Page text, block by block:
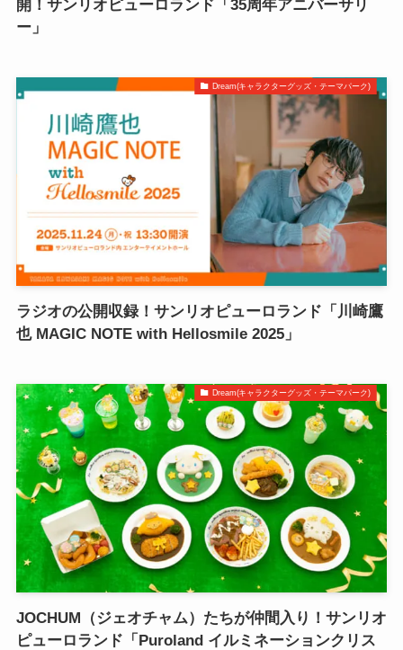
開！サンリオピューロランド「35周年アニバーサリ
ー」
Dream(キャラクターグッズ・テーマパーク)
ラジオの公開収録！サンリオピューロランド「川崎鷹
也 MAGIC NOTE with Hellosmile 2025」
Dream(キャラクターグッズ・テーマパーク)
JOCHUM（ジェオチャム）たちが仲間入り！サンリオ
ピューロランド「Puroland イルミネーションクリス